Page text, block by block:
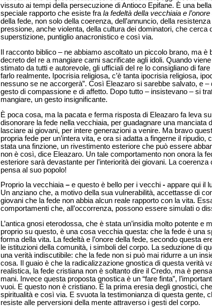
vissuto ai tempi della persecuzione di Antioco Epifane. È una
speciale rapporto che esiste frala fedeltà della vecchiaia e
della fede, non solo della coerenza, dell’annuncio, della
pressione, anche violenta, della cultura dei dominatori, che cerca
superstizione, puntiglio anacronistico e così via.
Il racconto biblico – ne abbiamo ascoltato un piccolo brano, ma è
decreto del re a mangiare carni sacrificate agli idoli. Quando
stimato da tutti e autorevole, gli ufficiali del re lo consigliano di
farlo realmente. Ipocrisia religiosa, c’è tanta ipocrisia religiosa,
nessuno se ne accorgerà”. Così Eleazaro si sarebbe salvato, e
gesto di compassione e di affetto. Dopo tutto – insistevano – si
mangiare, un gesto insignificante.
È poca cosa, ma la pacata e ferma risposta di Eleazaro fa leva
disonorare la fede nella vecchiaia, per guadagnare una manciata
lasciare ai giovani, per intere generazioni a venire. Ma bravo
propria fede per un’intera vita, e ora si adatta a fingerne il
stata una finzione, un rivestimento esteriore che può essere
non è così, dice Eleazaro. Un tale comportamento non onora la
esteriore sarà devastante per l’interiorità dei giovani. La
pensa al suo popolo!
Proprio la vecchiaia – e questo è bello per i vecchi - appare qui il
Un anziano che, a motivo della sua vulnerabilità, accettasse di
giovani che la fede non abbia alcun reale rapporto con la vita.
comportamenti che, all’occorrenza, possono essere simulati o
L’antica gnosi eterodossa, che è stata un’insidia molto potente
proprio su questo, è una cosa vecchia questa: che la fede è una
forma della vita. La fedeltà e l’onore della fede, secondo questa
le istituzioni della comunità, i simboli del corpo. La seduzione di
una verità indiscutibile: che la fede non si può mai ridurre a un
cosa. Il guaio è che la radicalizzazione gnostica di questa verità
realistica, la fede cristiana non è soltanto dire il Credo, ma è
mani. Invece questa proposta gnostica è un “fare finta”,
vuoi. E questo non è cristiano. È la prima eresia degli gnostici,
spiritualità e così via. E svuota la testimonianza di questa gente,
resiste alle perversioni della mente attraverso i gesti del corpo.